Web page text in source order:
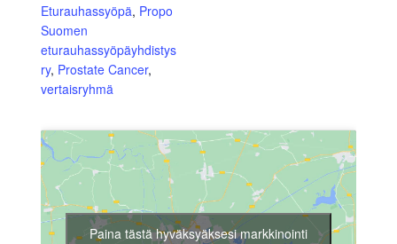
Eturauhassyöpä, Propo
Suomen
eturauhassyöpäyhdistys
ry, Prostate Cancer,
vertaisryhmä
Paina tästä hyväksyäksesi markkinointi